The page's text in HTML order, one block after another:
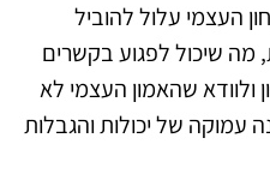
העצמי עלול להוביל
מה שיכול לפגוע בקשרים
ולוודא שהאמון העצמי לא
של יכולות והגבלות